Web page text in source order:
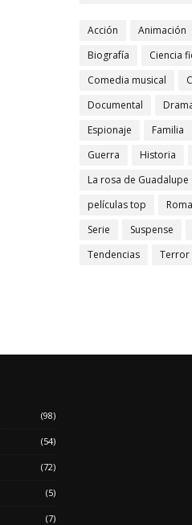
Acción Animación
Biografía
Ciencia
Comedia musical
Documental
Espionaje
Familia
Guerra
Historia
La rosa de Guadalupe
películas top
Serie
Suspense
Tendencias
Terror
(98)
(54)
(72)
(5)
(7)